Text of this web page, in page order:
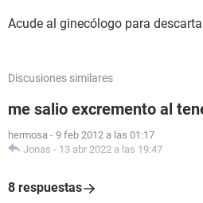
Acude al ginecólogo para
Discusiones similares
me salio excremento al
hermosa - 9 feb 2012 a las 01:17
Jonas - 13 abr 2022 a las 19:47
8 respuestas